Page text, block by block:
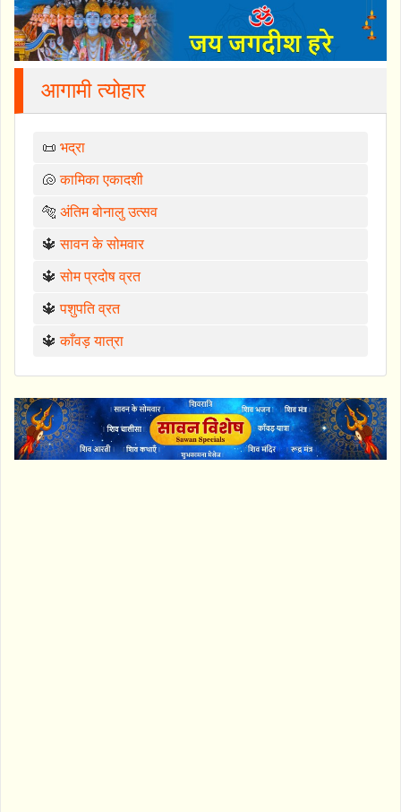
आगामी त्योहार
📜 भद्रा
🐚कामिका एकादशी
🐅 अंतिम बोनालु उत्सव
🔱सावन के सोमवार
🔱सोम प्रदोष व्रत
🔱पशुपति व्रत
🔱काँवड़ यात्रा